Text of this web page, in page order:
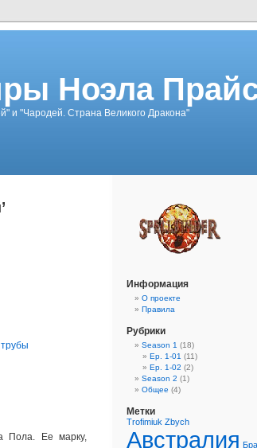
Ноэла
и "Чародей. Страна Великого Дракона"
трубы
Пола. Ее марку,
Информация
О проекте
Правила
Рубрики
Season 1 (18)
Ep. 1-01 (11)
Ep. 1-02 (2)
Season 2 (1)
Общее (4)
Метки
Trofimiuk Zbych
Австралия